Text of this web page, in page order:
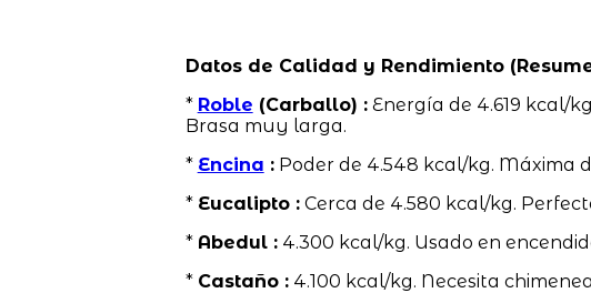
Datos de Calidad y Rendimiento
* Roble (Carballo) :Energía de 4.619 kcal/
Brasa muy larga.
* Encina :Poder de 4.548 kcal/kg. Máxima
* Eucalipto :Cerca de 4.580 kcal/kg.
* Abedul :4.300 kcal/kg. Usado en
* Castaño :4.100 kcal/kg. Necesita